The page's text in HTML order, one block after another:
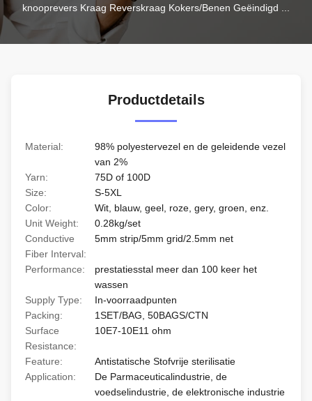
knooprevers Kraag Reverskraag Kokers/Benen Geëindigd ...
Productdetails
Material:
98% polyestervezel en de geleidende vezel
van 2%
Yarn:
75D of 100D
Size:
S-5XL
Color:
Wit, blauw, geel, roze, gery, groen, enz.
Unit Weight:
0.28kg/set
Conductive
Fiber Interval:
5mm strip/5mm grid/2.5mm net
Performance:
prestatiesstal meer dan 100 keer het
wassen
Supply Type:
In-voorraadpunten
Packing:
1SET/BAG, 50BAGS/CTN
Surface
Resistance:
10E7-10E11 ohm
Feature:
Antistatische Stofvrije sterilisatie
Application:
De Parmaceuticalindustrie, de
voedselindustrie, de elektronische industrie